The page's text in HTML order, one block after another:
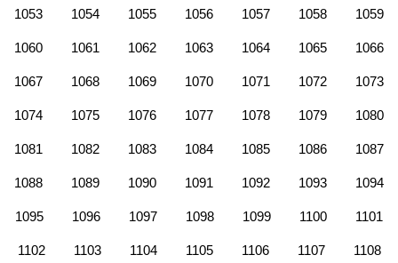
1053 1054 1055 1056 1057 1058 1059
1060 1061 1062 1063 1064 1065 1066
1067 1068 1069 1070 1071 1072 1073
1074 1075 1076 1077 1078 1079 1080
1081 1082 1083 1084 1085 1086 1087
1088 1089 1090 1091 1092 1093 1094
1095 1096 1097 1098 1099 1100 1101
1102 1103 1104 1105 1106 1107 1108